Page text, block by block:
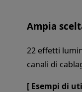
Ampia
22 effetti
canali di
[ Esempi di